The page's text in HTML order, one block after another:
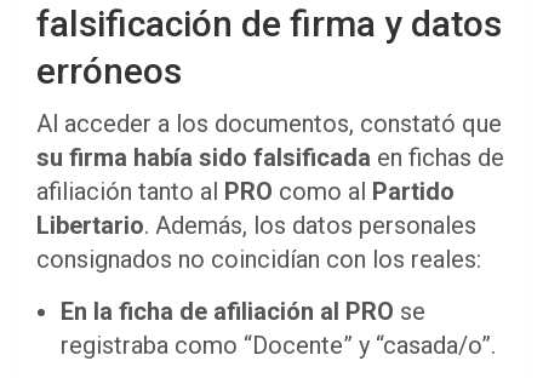
falsificación de firma y datos
erróneos
Al acceder a los documentos, constató que
su firma había sido falsificada en fichas de
afiliación tanto al PRO como al Partido
Libertario. Además, los datos personales
consignados no coincidían con los reales:
En la ficha de afiliación al PRO se
registraba como “Docente” y “casada/o”.